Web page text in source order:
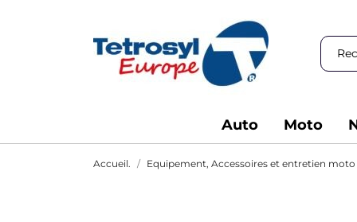
Auto Moto
Accueil. Equipement, Accessoires et entretien moto